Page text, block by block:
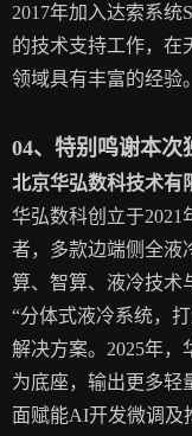
2017年加入达索系
的技术支持工作，在
领域具有丰富的经验。
04、特别鸣谢本次
北京华弘数科技术有
华弘数科创立于2021
者，多款边端侧全液
算、智算、液冷技术
“分体式液冷系统，
解决方案。2025年，
为底座，输出更多轻
面赋能AI开发微调及